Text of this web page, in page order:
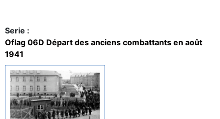
Serie :
Oflag 06D Départ des anciens combattants en août
1941